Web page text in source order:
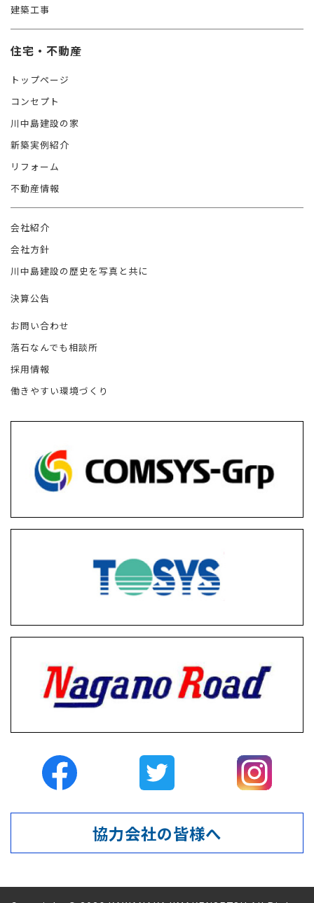
建築工事
住宅・不動産
トップページ
コンセプト
川中島建設の家
新築実例紹介
リフォーム
不動産情報
会社紹介
会社方針
川中島建設の歴史を写真と共に
決算公告
お問い合わせ
落石なんでも相談所
採用情報
働きやすい環境づくり
協力会社の皆様へ